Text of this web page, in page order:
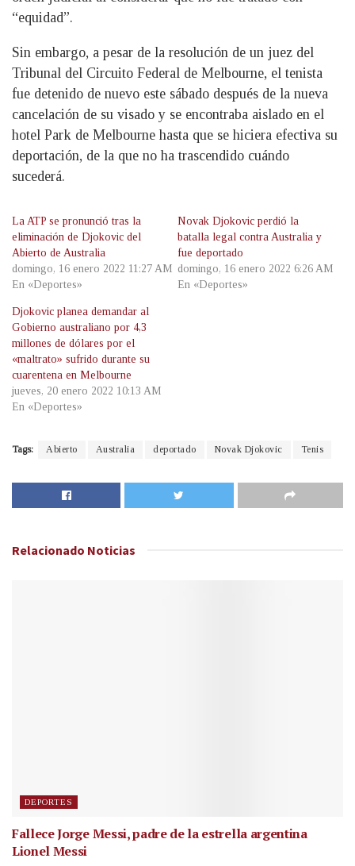
“equidad”.
Sin embargo, a pesar de la resolución de un juez del
Tribunal del Circuito Federal de Melbourne, el tenista
fue detenido de nuevo este sábado después de la nueva
cancelación de su visado y se encontraba aislado en el
hotel Park de Melbourne hasta que se hiciera efectiva su
deportación, de la que no ha trascendido cuándo
sucederá.
La ATP se pronunció tras la
eliminación de Djokovic del
Abierto de Australia
domingo, 16 enero 2022 11:27 AM
En «Deportes»
Novak Djokovic perdió la
batalla legal contra Australia y
fue deportado
domingo, 16 enero 2022 6:26 AM
En «Deportes»
Djokovic planea demandar al
Gobierno australiano por 4,3
millones de dólares por el
«maltrato» sufrido durante su
cuarentena en Melbourne
jueves, 20 enero 2022 10:13 AM
En «Deportes»
Tags: Abierto Australia deportado Novak Djokovic Tenis
Relacionado Noticias
DEPORTES
Fallece Jorge Messi, padre de la estrella argentina
Lionel Messi